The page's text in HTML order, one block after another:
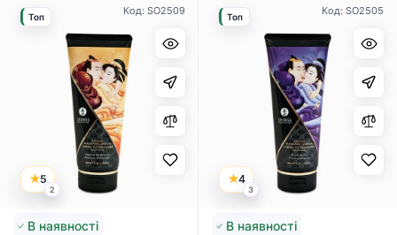
Код: SO2509
5
2
Топ
В наявності
Код: SO2505
4
3
Топ
В наявності